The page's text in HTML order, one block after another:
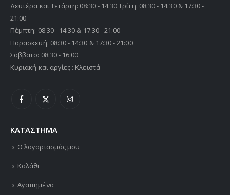
Δευτέρα και Τετάρτη: 08:30 - 14:30 Τρίτη: 08:30 - 14:30 & 17:30 -
21:00
Πέμπτη: 08:30 - 14:30 & 17:30 - 21:00
Παρασκευή: 08:30 - 14:30 & 17:30 - 21:00
Σάββατο: 08:30 - 16:00
Κυριακή και αργίες : Κλειστά
ΚΑΤΑΣΤΗΜΑ
Ο λογαριασμός μου
Καλάθι
Αγαπημένα